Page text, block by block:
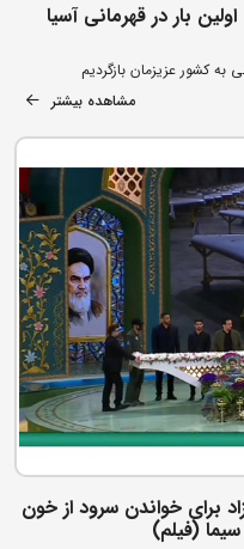
برای اولین بار در قهرمانی آسیا
کشور عزیزمان بازگردیم
مشاهده بیشتر
برای خواندن سرود از خون
(فیلم)